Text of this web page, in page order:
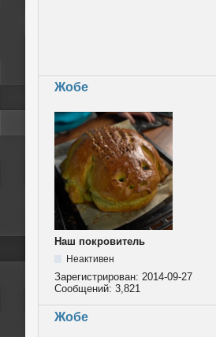
Жобе
Наш покровитель
Неактивен
Зарегистрирован: 2014-09-27
Сообщений: 3,821
Жобе